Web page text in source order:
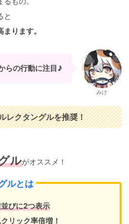
と
ります。
らの行動に注目♪
みけ
レクタングルを推奨！
ルがオススメ！
ルとは
びに2つ表示
リック率倍増！